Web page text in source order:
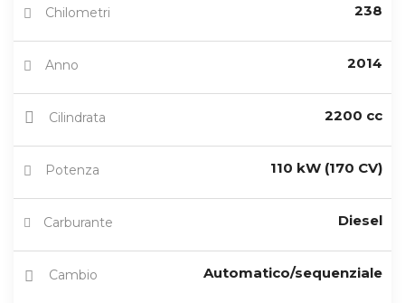
Chilometri 238
Anno 2014
Cilindrata 2200 cc
Potenza 110 kW (170 CV)
Carburante Diesel
Cambio Automatico/sequenziale